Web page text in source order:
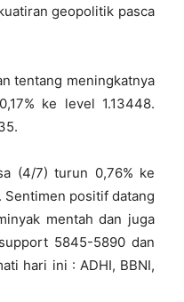
geopolitik pasca
tentang meningkatnya
ke level 1.13448.
(4/7) turun 0,76% ke
positif datang
mentah dan juga
5845-5890 dan
hari ini : ADHI, BBNI,